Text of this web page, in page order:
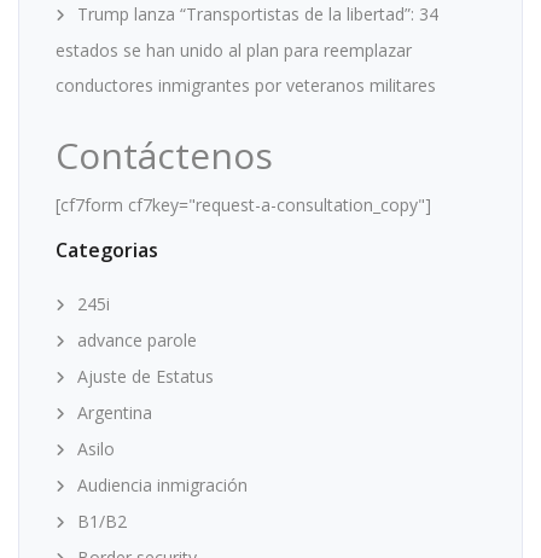
Trump lanza “Transportistas de la libertad”: 34
estados se han unido al plan para reemplazar
conductores inmigrantes por veteranos militares
Contáctenos
[cf7form cf7key="request-a-consultation_copy"]
Categorias
245i
advance parole
Ajuste de Estatus
Argentina
Asilo
Audiencia inmigración
B1/B2